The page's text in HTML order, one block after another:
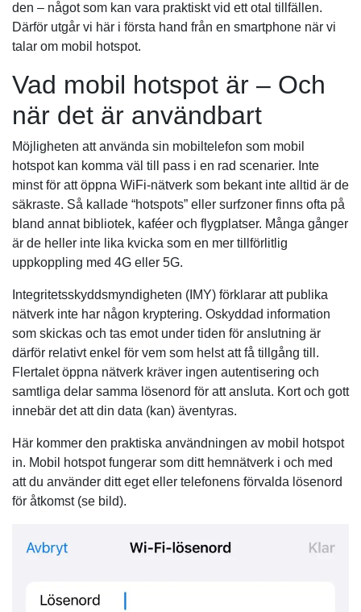
den – något som kan vara praktiskt vid ett otal tillfällen.
Därför utgår vi här i första hand från en smartphone när vi
talar om mobil hotspot.
Vad mobil hotspot är – Och
när det är användbart
Möjligheten att använda sin mobiltelefon som mobil
hotspot kan komma väl till pass i en rad scenarier. Inte
minst för att öppna WiFi-nätverk som bekant inte alltid är de
säkraste. Så kallade “hotspots” eller surfzoner finns ofta på
bland annat bibliotek, kaféer och flygplatser. Många gånger
är de heller inte lika kvicka som en mer tillförlitlig
uppkoppling med 4G eller 5G.
Integritetsskyddsmyndigheten (IMY) förklarar att publika
nätverk inte har någon kryptering. Oskyddad information
som skickas och tas emot under tiden för anslutning är
därför relativt enkel för vem som helst att få tillgång till.
Flertalet öppna nätverk kräver ingen autentisering och
samtliga delar samma lösenord för att ansluta. Kort och gott
innebär det att din data (kan) äventyras.
Här kommer den praktiska användningen av mobil hotspot
in. Mobil hotspot fungerar som ditt hemnätverk i och med
att du använder ditt eget eller telefonens förvalda lösenord
för åtkomst (se bild).